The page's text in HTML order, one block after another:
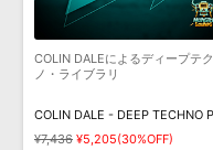
COLIN DALEによるディープテク
ノ・ライブラリ
¥7,436 ¥5,205(30%OFF)